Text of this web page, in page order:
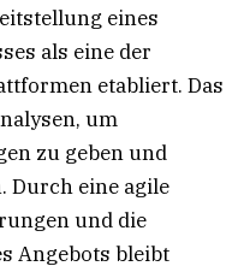
eines
als eine der
etabliert. Das
um
zu geben und
Durch eine agile
und die
Angebots bleibt